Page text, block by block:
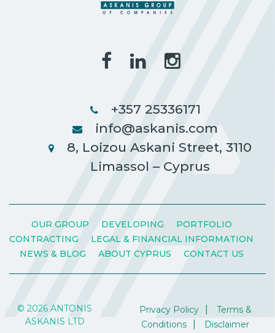
+357 25336171
info@askanis.com
8, Loizou Askani Street, 3110
Limassol – Cyprus
OUR GROUP DEVELOPING
PORTFOLIO
CONTRACTING
LEGAL & FINANCIAL INFORMATION
NEWS & BLOG
ABOUT CYPRUS CONTACT US
© 2026 ANTONIS
ASKANIS LTD
Privacy Policy
Terms &
Conditions
Disclaimer